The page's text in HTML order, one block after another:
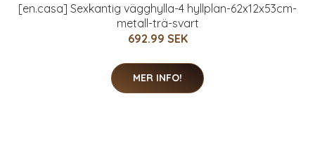
[en.casa] Sexkantig vägghylla-4 hyllplan-62x12x53cm-
metall-trä-svart
692.99 SEK
MER INFO!